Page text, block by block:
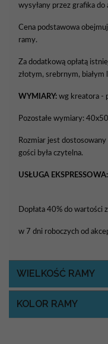
wysyłany przez grafika do
Cena podstawowa
ramy.
Za dodatkową opłatą
złotym, srebrnym, białym
WYMIARY: wg kreatora -
Pozostałe wymiary:
Rozmiar jest
gości była czytelna.
USŁUGA EKSPRESSOWA:
Dopłata 40% do wartości
w 7 dni roboczych od
WIELKOŚĆ RAMY
KOLOR RAMY